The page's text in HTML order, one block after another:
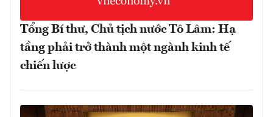
Tổng Bí thư, Chủ tịch nước Tô Lâm: Hạ
tầng phải trở thành một ngành kinh tế
chiến lược